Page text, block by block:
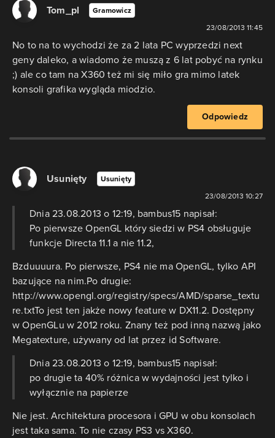
Tom_pl Gramowicz
23/08/2013 11:45
No to na to wychodzi że za 2 lata PC wyprzedzi next
geny daleko, a wiadomo że muszą z 6 lat pobyć na rynku
;) ale co tam na X360 też mi się miło gra mimo latek
konsoli grafika wygląda miodzio.
Odpowiedz
Usunięty Usunięty
23/08/2013 10:27
Dnia 23.08.2013 o 12:19, bambus15 napisał:
Po pierwsze OpenGL który siedzi w PS4 obsługuje
funkcje Directa 11.1 a nie 11.2,
Bzduuuura. Po pierwsze, PS4 nie ma OpenGL, tylko API
bazujące na nim.Po drugie:
http://www.opengl.org/registry/specs/AMD/sparse_textu
re.txtTo jest ten jakże nowy feature w DX11.2. Dostępny
w OpenGLu w 2012 roku. Znany też pod inną nazwą jako
Megatexture, używany od lat przez id Software.
Dnia 23.08.2013 o 12:19, bambus15 napisał:
po drugie ta 40% różnica w wydajności jest tylko i
wyłącznie na papierze
Nie jest. Architektura procesora i GPU w obu konsolach
jest taka sama. To nie czasy PS3 vs X360.